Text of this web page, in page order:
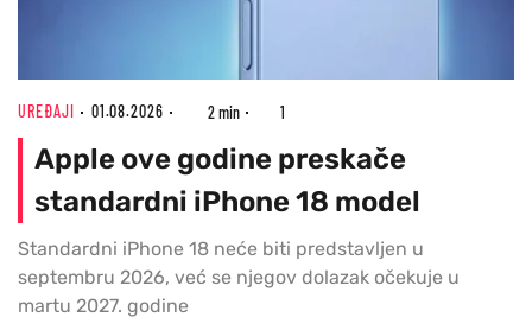
UREĐAJI 01.08.2026 2 min 1
Apple ove godine preskače
standardni iPhone 18 model
Standardni iPhone 18 neće biti predstavljen u
septembru 2026, već se njegov dolazak očekuje u
martu 2027. godine